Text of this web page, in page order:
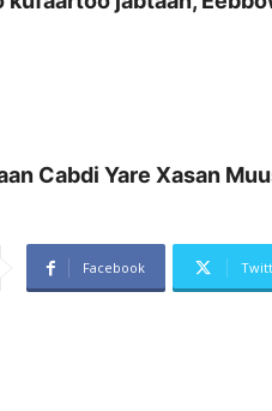
Cabdi Yare Xasan
Facebook